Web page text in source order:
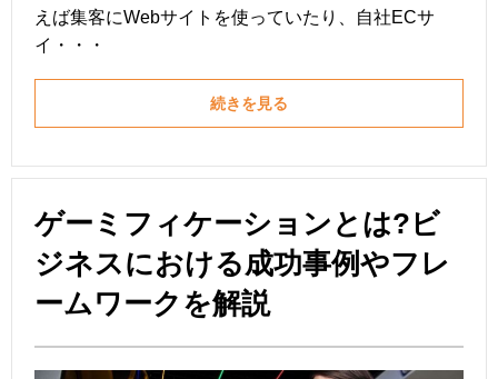
えば集客にWebサイトを使っていたり、自社ECサ
イ・・・
続きを見る
ゲーミフィケーションとは?ビ
ジネスにおける成功事例やフレ
ームワークを解説